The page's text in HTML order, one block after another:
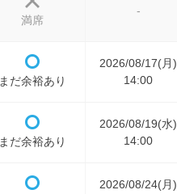
満席
-
まだ余裕あり
2026/08/17(月)
14:00
まだ余裕あり
2026/08/19(水)
14:00
2026/08/24(月)